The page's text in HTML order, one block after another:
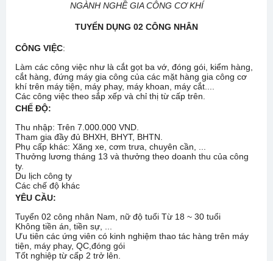
NGÀNH NGHỀ GIA CÔNG CƠ KHÍ
TUYỂN DỤNG 02 CÔNG NHÂN
CÔNG VIỆC:
Làm các công việc như là cắt gọt ba vớ, đóng gói, kiểm hàng,
cắt hàng, đứng máy gia công của các mặt hàng gia công cơ
khí trên máy tiện, máy phay, máy khoan, máy cắt....
Các công việc theo sắp xếp và chỉ thị từ cấp trên.
CHẾ ĐỘ:
Thu nhập: Trên 7.000.000 VND.
Tham gia đầy đủ BHXH, BHYT, BHTN.
Phụ cấp khác: Xăng xe, cơm trưa, chuyên cần, ...
Thưởng lương tháng 13 và thưởng theo doanh thu của công
ty.
Du lịch công ty
Các chế độ khác
YÊU CẦU:
Tuyển 02 công nhân Nam, nữ độ tuổi Từ 18 ~ 30 tuổi
Không tiền án, tiền sự, ...
Ưu tiên các ứng viên có kinh nghiệm thao tác hàng trên máy
tiện, máy phay, QC,đóng gói
Tốt nghiệp từ cấp 2 trở lên.